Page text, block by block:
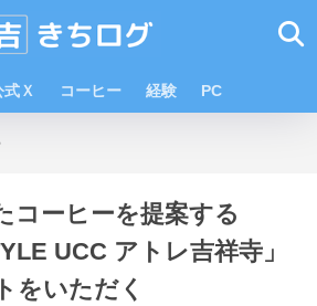
式Ｘ コーヒー 経験 PC
コーヒーを提案する
UCC アトレ吉祥寺」
をいただく